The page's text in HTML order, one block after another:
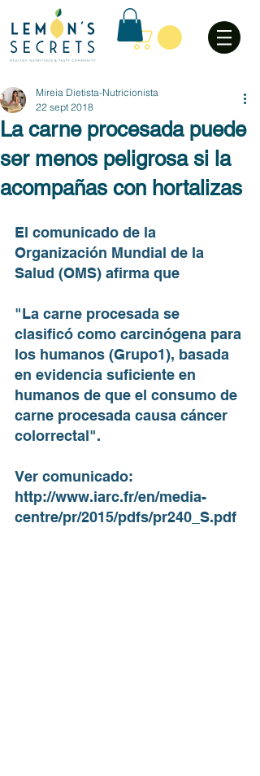
La carne procesada puede
ser menos peligrosa si la
acompañas con hortalizas
Mireia Dietista-Nutricionista
22 sept 2018
El comunicado de la
Organización Mundial de la
Salud (OMS) afirma que
"La carne procesada se
clasificó como carcinógena para
los humanos (Grupo1), basada
en evidencia suficiente en
humanos de que el consumo de
carne procesada causa cáncer
colorrectal".
Ver comunicado:
http://www.iarc.fr/en/media-
centre/pr/2015/pdfs/pr240_S.pdf